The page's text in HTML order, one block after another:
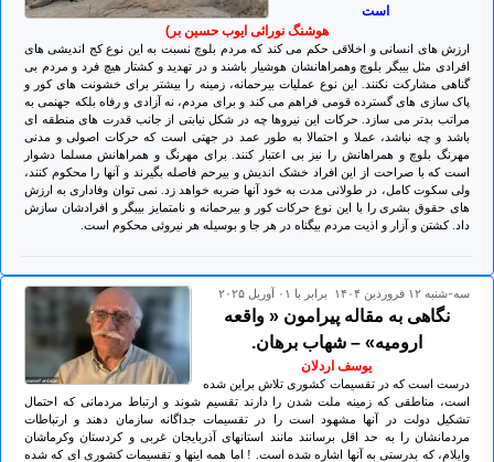
است
هوشنگ نورائی ایوب حسین بر)
ارزش های انسانی و اخلاقی حکم می کند که مردم بلوچ نسبت به این نوع کج اندیشی های
افرادی مثل بیبگر بلوچ وهمراهانشان هوشیار باشند و در تهدید و کشتار هیچ فرد و مردم بی
گناهی مشارکت نکنند. این نوع عملیات بیرحمانه، زمینه را بیشتر برای خشونت های کور و
پاک سازی های گسترده قومی فراهم می کند و برای مردم، نه آزادی و رفاه بلکه جهنمی به
مراتب بدتر می سازد. حرکات این نیروها چه در شکل نیابتی از جانب قدرت های منطقه ای
باشد و چه نباشد، عملا و احتمالا به طور عمد در جهتی است که حرکات اصولی و مدنی
مهرنگ بلوچ و همراهانش را نیز بی اعتبار کنند. برای مهرنگ و همراهانش مسلما دشوار
است که با صراحت از این افراد خشک اندیش و بیرحم فاصله بگیرند و آنها را محکوم کنند،
ولی سکوت کامل، در طولانی مدت به خود آنها ضربه خواهد زد. نمی توان وفاداری به ارزش
های حقوق بشری را با این نوع حرکات کور و بیرحمانه و نامتمایز بیبگر و افرادشان سازش
داد. کشتن و آزار و اذیت مردم بیگناه در هر جا و بوسیله هر نیروئی محکوم است.
سه-شنبه ۱۲ فروردين ۱۴۰۴ برابر با ۰۱ آوريل ۲۰۲۵
نگاهی بە مقالە پیرامون « واقعه
ارومیه» – شهاب برهان.
یوسف اردلان
درست است کە در تقسیمات کشوری تلاش براین شدە
است، مناطقی کە زمینە ملت شدن را دارند تقسیم شوند و ارتباط مردمانی کە احتمال
تشکیل دولت در آنها مشهود است را در تقسیمات جداگانە سازمان دهند و ارتباطات
مردمانشان را بە حد اقل برسانند مانند استانهای آذربایجان غربی و کردستان وکرماشان
وایلام، کە بدرستی بە آنها اشارە شدە است. ! اما همە اینها و تقسیمات کشوری ای کە شدە